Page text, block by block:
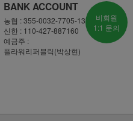
BANK ACCOUNT
농협 : 355-0032-7705-13
신한 : 110-427-887160
예금주 :
플라워리퍼블릭(박상현)
비회원
1:1 문의